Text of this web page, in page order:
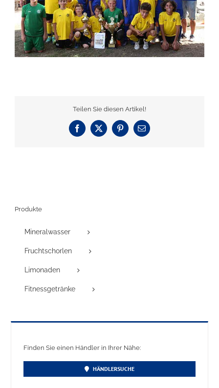
Teilen Sie diesen Artikel!
Facebook
X PinterestE-
Mail
Produkte
Mineralwasser
Fruchtschorlen
Limonaden
Fitnessgetränke
Finden Sie einen Händler in Ihrer Nähe:
HÄNDLERSUCHE